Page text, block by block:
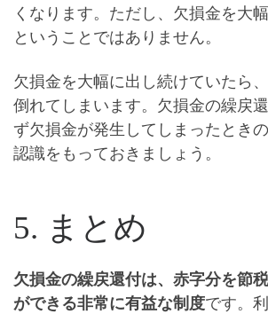
くなります。ただし、欠損金を大
ということではありません。
欠損金を大幅に出し続けていたら
倒れてしまいます。 欠損金の繰戻
ず欠損金が発生してしまったとき
認識をもっておきましょう。
5. まとめ
欠損金の繰戻還付は、赤字分を節
ができる非常に有益な制度です。